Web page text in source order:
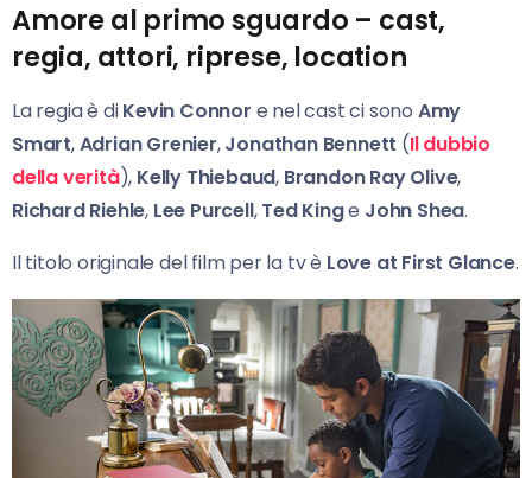
Amore al primo sguardo – cast,
regia, attori, riprese, location
La regia è diKevin Connor e nel cast ci sono Amy
Smart,Adrian Grenier,Jonathan Bennett (Il dubbio
della verità), Kelly Thiebaud, Brandon Ray Olive,
Richard Riehle, Lee Purcell,Ted Kinge John Shea.
Il titolo originale del film per la tv è Love at First Glance.